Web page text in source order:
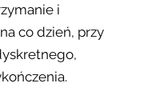
i
co dzień, przy